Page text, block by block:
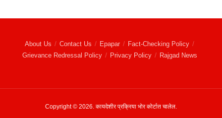
About Us Contact Us Epapar
Fact-Checking Policy
Grievance Redressal Policy
Privacy Policy Rajgad News
Copyright © 2026. कायदेशीर प्रक्रिया भोर कोर्टात चालेल.